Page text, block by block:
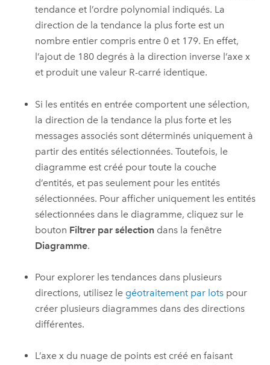
tendance et l’ordre polynomial indiqués. La
direction de la tendance la plus forte est un
nombre entier compris entre 0 et 179. En effet,
l’ajout de 180 degrés à la direction inverse l’axe x
et produit une valeur R-carré identique.
Si les entités en entrée comportent une sélection,
la direction de la tendance la plus forte et les
messages associés sont déterminés uniquement à
partir des entités sélectionnées. Toutefois, le
diagramme est créé pour toute la couche
d’entités, et pas seulement pour les entités
sélectionnées. Pour afficher uniquement les entités
sélectionnées dans le diagramme, cliquez sur le
bouton Filtrer par sélection dans la fenêtre
Diagramme.
Pour explorer les tendances dans plusieurs
directions, utilisez le géotraitement par lots pour
créer plusieurs diagrammes dans des directions
différentes.
L’axe x du nuage de points est créé en faisant